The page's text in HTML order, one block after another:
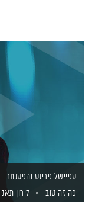
ספיישל פרינס והפסנתר
פה זה טוב
לירון תאני